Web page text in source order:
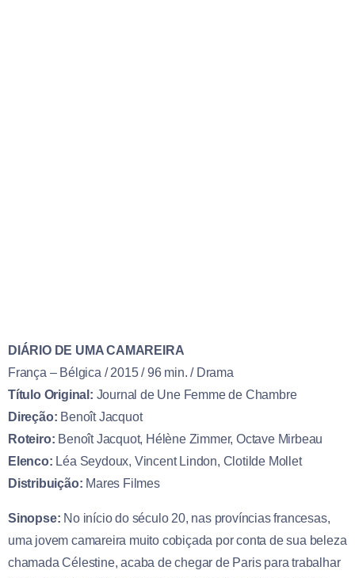
DIÁRIO DE UMA CAMAREIRA
França – Bélgica / 2015 / 96 min. / Drama
Título Original: Journal de Une Femme de Chambre
Direção: Benoît Jacquot
Roteiro: Benoît Jacquot, Hélène Zimmer, Octave Mirbeau
Elenco: Léa Seydoux, Vincent Lindon, Clotilde Mollet
Distribuição: Mares Filmes
Sinopse: No início do século 20, nas províncias francesas,
uma jovem camareira muito cobiçada por conta de sua beleza
chamada Célestine, acaba de chegar de Paris para trabalhar